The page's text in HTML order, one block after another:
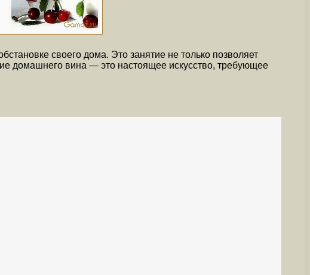
своего дома. Это занятие не только позволяет
домашнего вина — это настоящее искусство, требующее